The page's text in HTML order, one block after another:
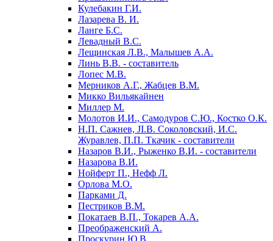
Кулебакин Г.И.
Лазарева В. И.
Ланге Б.С.
Левадный B.C.
Лещинская Л.В., Малышев А.А.
Линь В.В. - составитель
Лопес М.В.
Мерников А.Г., Жабцев В.М.
Микко Вильякайнен
Миллер М.
Молотов И.И., Самодуров С.Ю., Костко О.К.
Н.П. Сажнев, JI.В. Соколовский, И.С.
Журавлев, П.П. Ткачик - составители
Назаров В.И., Рыженко В.И. - составители
Назарова В.И.
Нойферт П., Нефф Л.
Орлова М.О.
Парками Д.
Пестриков В.М.
Покатаев В.П., Токарев А.А.
Преображенский А.
Проскурин Ю.В.